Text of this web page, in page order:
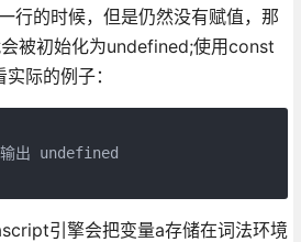
行的时候，但是仍然没有赋值，那
被初始化为undefined;使用const
际的例子：
出 undefined
引擎会把变量a存储在词法环境